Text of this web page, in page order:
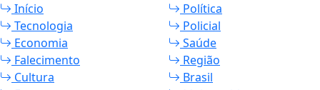
Início
Política
Tecnologia
Policial
Economia
Saúde
Falecimento
Região
Cultura
Brasil